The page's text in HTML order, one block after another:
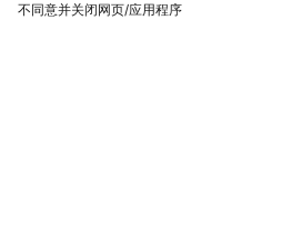
不同意并关闭网页/应用程序